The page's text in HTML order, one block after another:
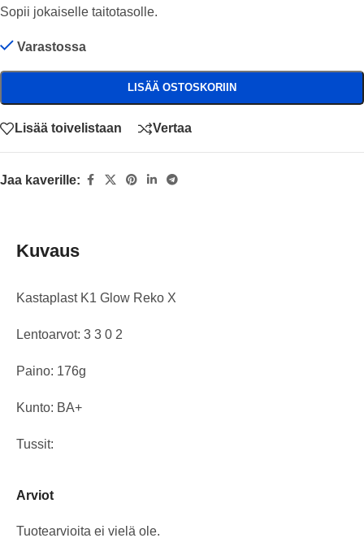
Sopii jokaiselle taitotasolle.
Varastossa
LISÄÄ OSTOSKORIIN
Lisää toivelistaan Vertaa
Jaa kaverille:
Kuvaus
Kastaplast K1 Glow Reko X
Lentoarvot: 3 3 0 2
Paino: 176g
Kunto: BA+
Tussit:
Arviot
Tuotearvioita ei vielä ole.